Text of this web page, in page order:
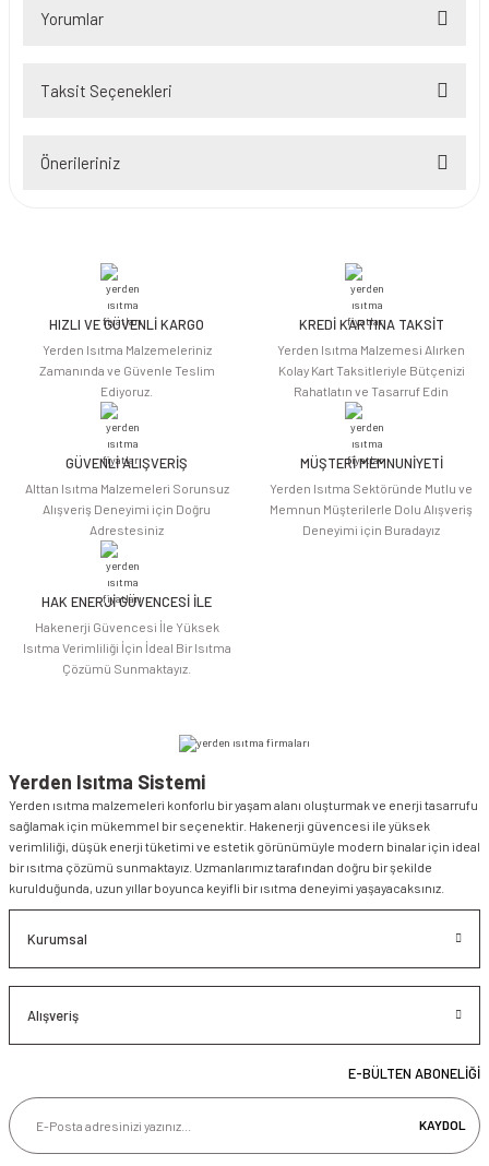
Yorumlar
Taksit Seçenekleri
Önerileriniz
iletebilirsiniz.
Görüş ve önerileriniz için teşekkür ederiz.
Ürün açıklamasında eksik bilgiler bulunuyor.
Ürün bilgilerinde hatalar bulunuyor.
Ürün fiyatı diğer sitelerden daha pahalı.
Bu ürüne benzer farklı alternatifler olmalı.
HIZLI VE GÜVENLİ KARGO
Yerden Isıtma Malzemeleriniz
Zamanında ve Güvenle Teslim
Ediyoruz.
KREDİ KARTINA TAKSİT
Yerden Isıtma Malzemesi Alırken
Kolay Kart Taksitleriyle Bütçenizi
Rahatlatın ve Tasarruf Edin
GÜVENLİ ALIŞVERİŞ
Alttan Isıtma Malzemeleri Sorunsuz
Alışveriş Deneyimi için Doğru
Adrestesiniz
MÜŞTERİ MEMNUNİYETİ
Yerden Isıtma Sektöründe Mutlu ve
Memnun Müşterilerle Dolu Alışveriş
Deneyimi için Buradayız
HAK ENERJİ GÜVENCESİ İLE
Hakenerji Güvencesi İle Yüksek
Isıtma Verimliliği İçin İdeal Bir Isıtma
Çözümü Sunmaktayız.
Yerden Isıtma Sistemi
Yerden ısıtma malzemeleri konforlu bir yaşam alanı oluşturmak ve enerji tasarrufu
sağlamak için mükemmel bir seçenektir. Hakenerji güvencesi ile yüksek
verimliliği, düşük enerji tüketimi ve estetik görünümüyle modern binalar için ideal
bir ısıtma çözümü sunmaktayız. Uzmanlarımız tarafından doğru bir şekilde
kurulduğunda, uzun yıllar boyunca keyifli bir ısıtma deneyimi yaşayacaksınız.
Kurumsal
Alışveriş
E-BÜLTEN ABONELİĞİ
KAYDOL